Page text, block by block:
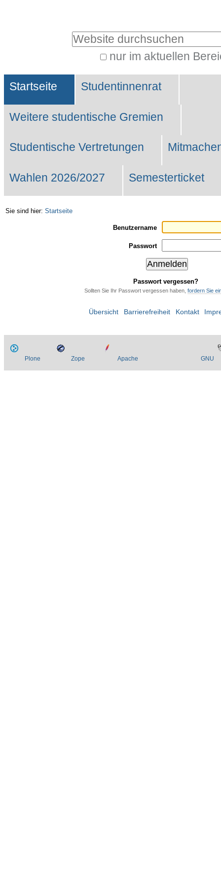
Website durchsuchen
nur im aktuellen
Suche…
Sektionen
Startseite Studentinnenrat
Weitere studentische Gremien
Studentische Vertretungen
Wahlen 2026/2027 Semesterticket
Sie sind hier: Startseite
Benutzername
Passwort
Passwort vergessen?
Sollten Sie Ihr Passwort vergessen haben, fordern Sie
Übersicht Barrierefreiheit Kontakt
Plone Zope Apache GNU